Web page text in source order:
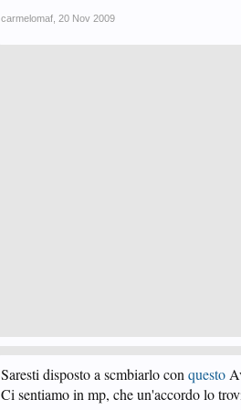
carmelomaf 20 Nov 2009
Saresti disposto a scmbiarlo con questo
Ci sentiamo in mp, che un'accordo lo